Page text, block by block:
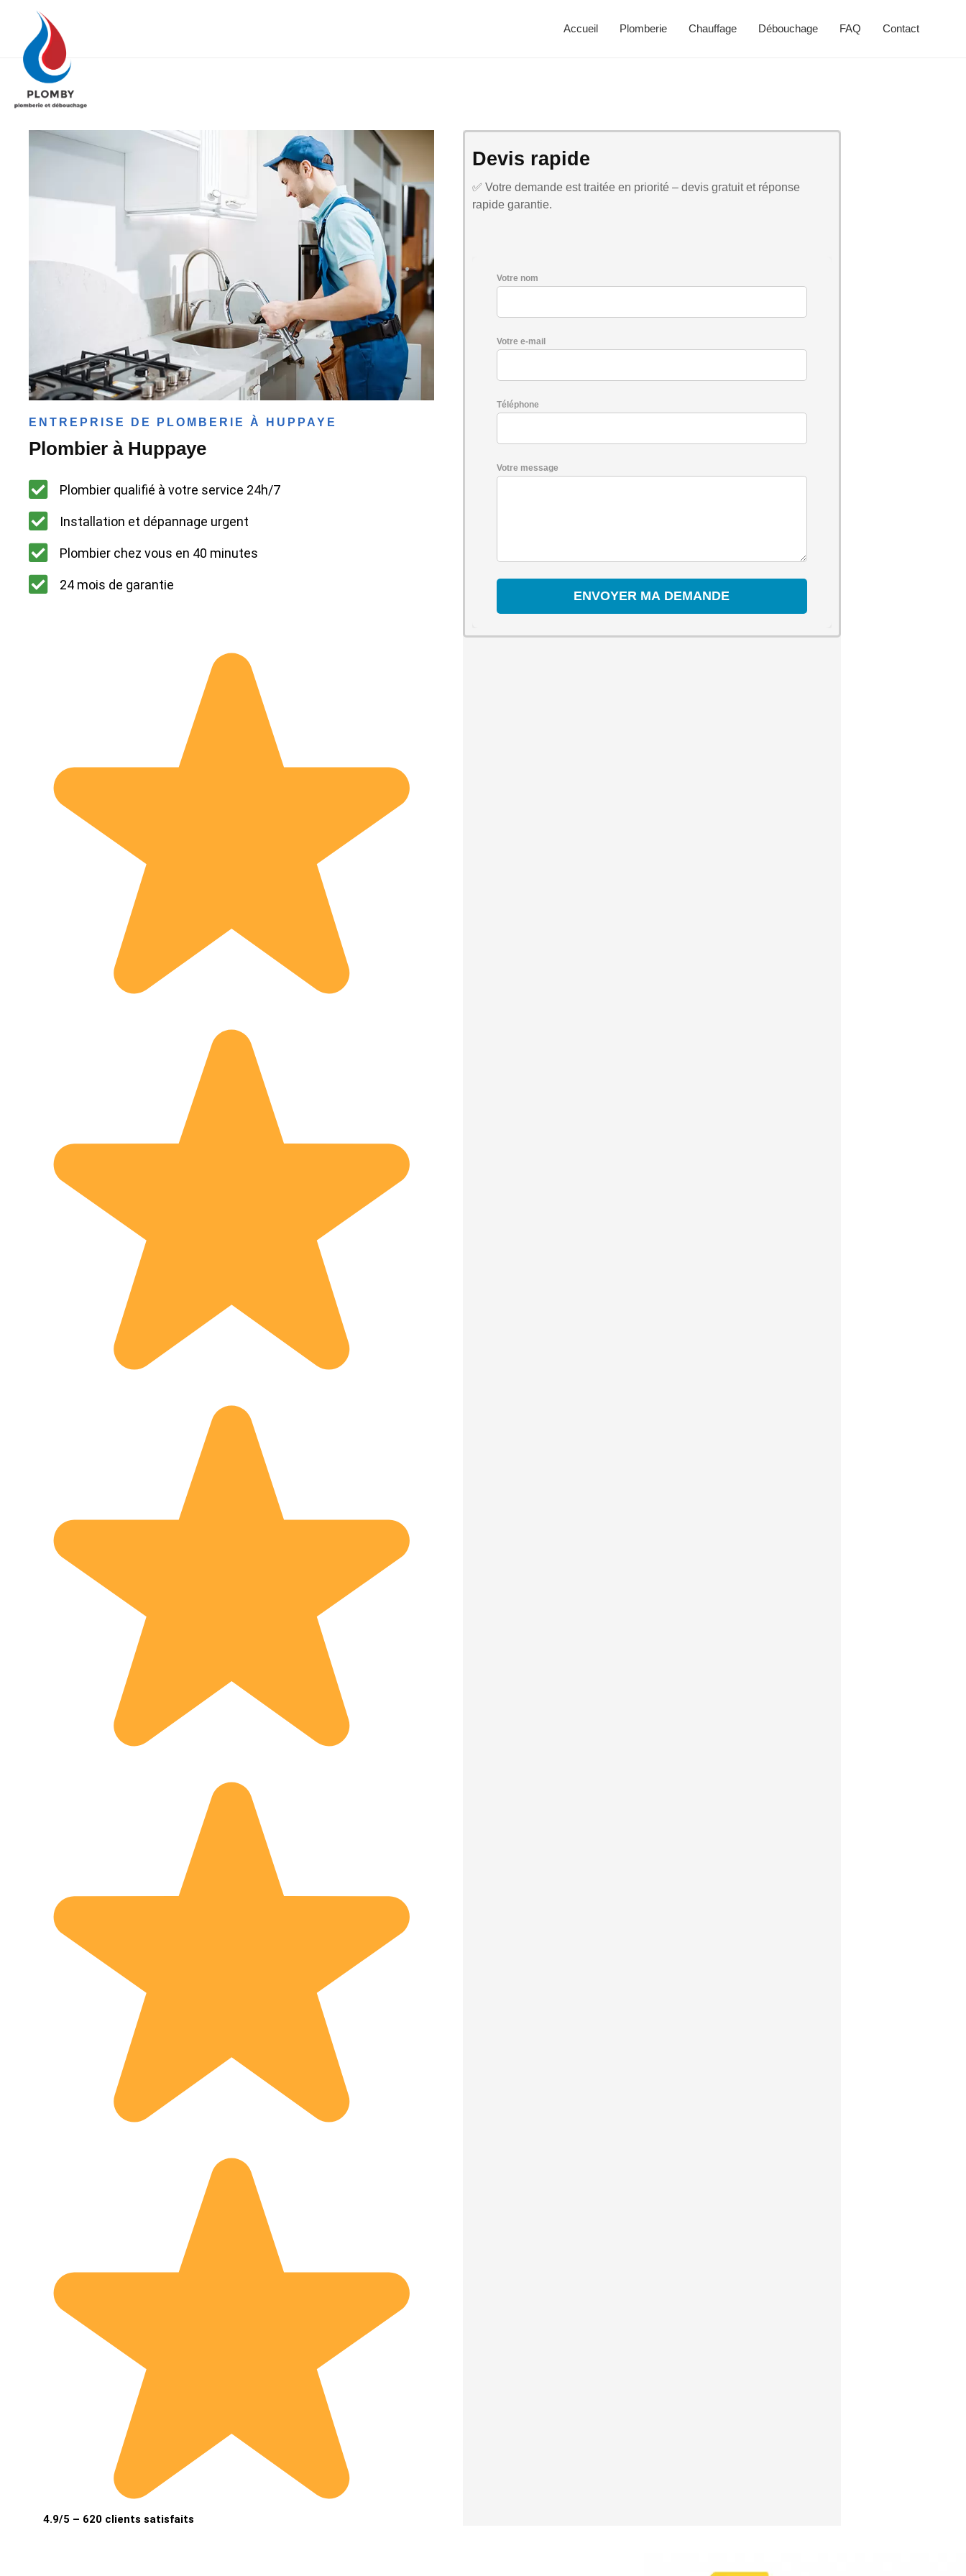
Accueil Plomberie Chauffage Débouchage FAQ Contact
ENTREPRISE DE PLOMBERIE À HUPPAYE
Plombier à Huppaye
Plombier qualifié à votre service 24h/7
Installation et dépannage urgent
Plombier chez vous en 40 minutes
24 mois de garantie
4.9/5 – 620 clients satisfaits
Devis rapide
✅ Votre demande est traitée en priorité – devis gratuit et réponse
rapide garantie.
Votre nom
Votre e-mail
Téléphone
Votre message